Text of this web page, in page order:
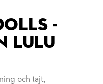
-
LULU
och tajt,